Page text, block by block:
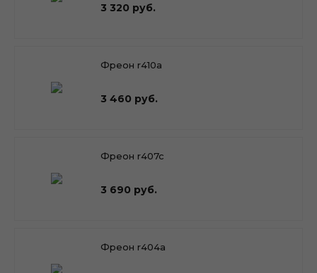
3 320 руб.
Фреон r410a
3 460 руб.
Фреон r407c
3 690 руб.
Фреон r404a